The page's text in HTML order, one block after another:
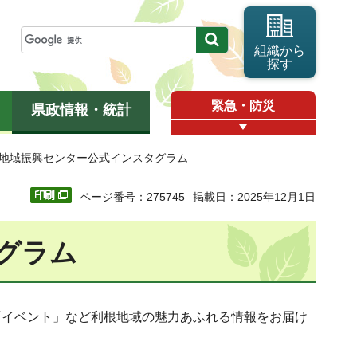
組織から
探す
県政情報・統計 緊急・防災
域振興センター公式インスタグラム
ページ番号：275745 掲載日：2025年12月1日
ラム
ベント」など利根地域の魅力あふれる情報をお届け